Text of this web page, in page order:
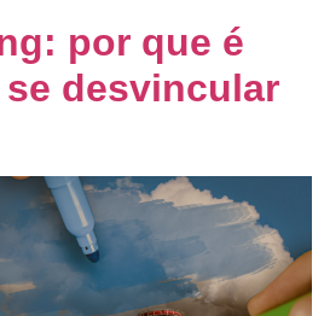
por que é
desvincular